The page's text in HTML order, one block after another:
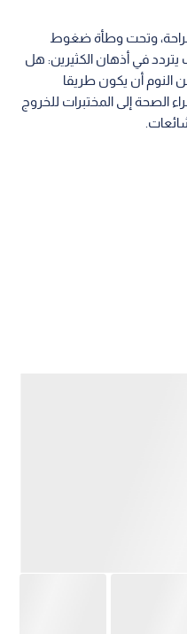
وتحت وطأة ضغوط
في أذهان الكثيرين: هل
النوم أن يكون طريقا
الصحة إلى المختبرات للخروج